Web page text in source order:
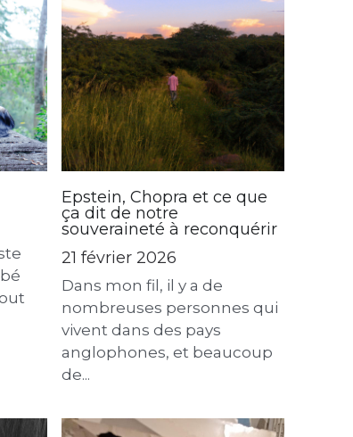
ça dit de notre
souveraineté à reconquérir
21 février 2026
Dans mon fil, il y a de
nombreuses personnes qui
anglophones, et beaucoup